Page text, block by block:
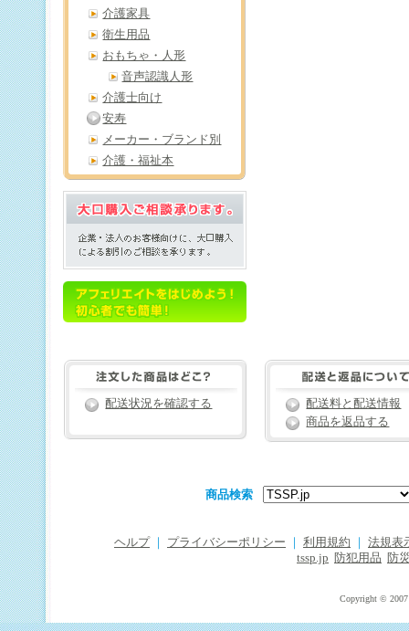
介護家具
衛生用品
おもちゃ・人形
音声認識人形
介護士向け
安寿
メーカー・ブランド別
介護・福祉本
配送状況を確認する
配送料と配送情報
商品を返品する
商品検索
ヘルプ プライバシーポリシー 利用規約
法規表
tssp.jp
防犯用品 防
Copyright © 2007